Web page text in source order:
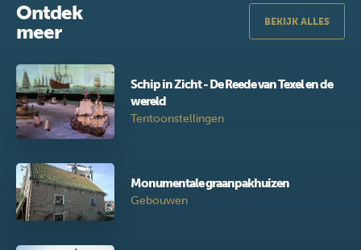
Ontdek
meer
BEKIJK ALLES
Schip in Zicht - De Reede van Texel en de
wereld
Tentoonstellingen
Monumentale graanpakhuizen
Gebouwen